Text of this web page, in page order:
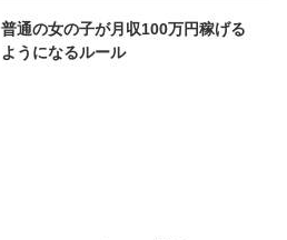
普通の女の子が月収100万円稼げる
ようになるルール